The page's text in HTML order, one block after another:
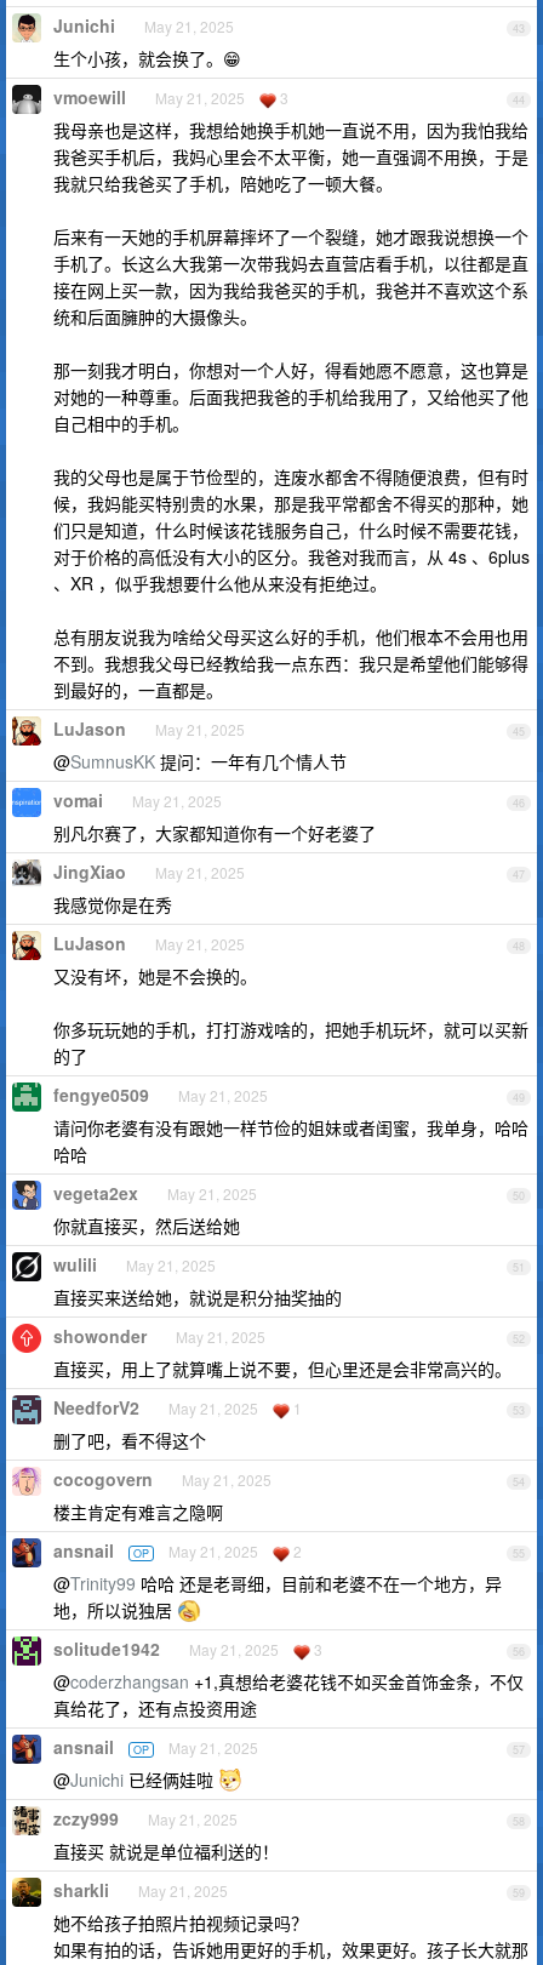
43
Junichi May 21, 2025
生个小孩，就会换了。😁
44
vmoewill May 21, 2025 3
我母亲也是这样，我想给她换手机她一直说不用，因为我怕我给
我爸买手机后，我妈心里会不太平衡，她一直强调不用换，于是
我就只给我爸买了手机，陪她吃了一顿大餐。
后来有一天她的手机屏幕摔坏了一个裂缝，她才跟我说想换一个
手机了。长这么大我第一次带我妈去直营店看手机，以往都是直
接在网上买一款，因为我给我爸买的手机，我爸并不喜欢这个系
统和后面臃肿的大摄像头。
那一刻我才明白，你想对一个人好，得看她愿不愿意，这也算是
对她的一种尊重。后面我把我爸的手机给我用了，又给他买了他
自己相中的手机。
我的父母也是属于节俭型的，连废水都舍不得随便浪费，但有时
候，我妈能买特别贵的水果，那是我平常都舍不得买的那种，她
们只是知道，什么时候该花钱服务自己，什么时候不需要花钱，
对于价格的高低没有大小的区分。我爸对我而言，从 4s 、6plus
、XR ，似乎我想要什么他从来没有拒绝过。
总有朋友说我为啥给父母买这么好的手机，他们根本不会用也用
不到。我想我父母已经教给我一点东西：我只是希望他们能够得
到最好的，一直都是。
45
LuJason May 21, 2025
@SumnusKK 提问：一年有几个情人节
46
vomai May 21, 2025
别凡尔赛了，大家都知道你有一个好老婆了
47
JingXiao May 21, 2025
我感觉你是在秀
48
LuJason May 21, 2025
又没有坏，她是不会换的。
你多玩玩她的手机，打打游戏啥的，把她手机玩坏，就可以买新
的了
49
fengye0509 May 21, 2025
请问你老婆有没有跟她一样节俭的姐妹或者闺蜜，我单身，哈哈
哈哈
50
vegeta2ex May 21, 2025
你就直接买，然后送给她
51
wulili May 21, 2025
直接买来送给她，就说是积分抽奖抽的
52
showonder May 21, 2025
直接买，用上了就算嘴上说不要，但心里还是会非常高兴的。
53
NeedforV2 May 21, 2025 1
删了吧，看不得这个
54
cocogovern May 21, 2025
楼主肯定有难言之隐啊
55
ansnail OP May 21, 2025 2
@Trinity99 哈哈 还是老哥细，目前和老婆不在一个地方，异
地，所以说独居
56
solitude1942 May 21, 2025 3
@coderzhangsan +1,真想给老婆花钱不如买金首饰金条，不仅
真给花了，还有点投资用途
57
ansnail OP May 21, 2025
@Junichi 已经俩娃啦
58
zczy999 May 21, 2025
直接买 就说是单位福利送的！
59
sharkli May 21, 2025
她不给孩子拍照片拍视频记录吗？
如果有拍的话，告诉她用更好的手机，效果更好。孩子长大就那